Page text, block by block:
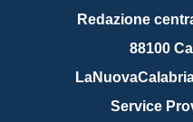
Redazione
88100
Service